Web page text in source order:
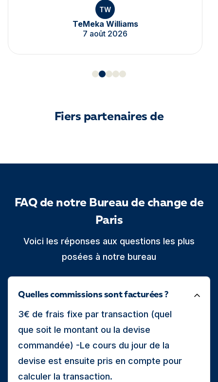
TW
TeMeka Williams
7 août 2026
Fiers partenaires de
FAQ de notre Bureau de change de
Paris
Voici les réponses aux questions les plus
posées à notre bureau
Quelles commissions sont facturées ?
3€ de frais fixe par transaction (quel
que soit le montant ou la devise
commandée) -Le cours du jour de la
devise est ensuite pris en compte pour
calculer la transaction.